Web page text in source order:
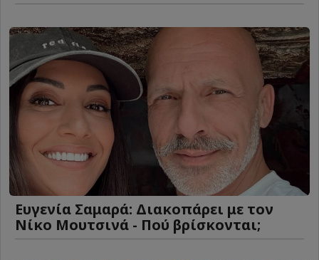
Ευγενία Σαμαρά: Διακοπάρει με τον
Νίκο Μουτσινά - Πού βρίσκονται;